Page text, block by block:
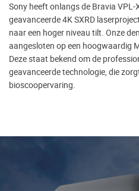
Sony heeft onlangs de Bravia
geavanceerde 4K SXRD
naar een hoger niveau tilt. Onze
aangesloten op een hoogwaardig
Deze staat bekend om de
geavanceerde technologie, die
bioscoopervaring.